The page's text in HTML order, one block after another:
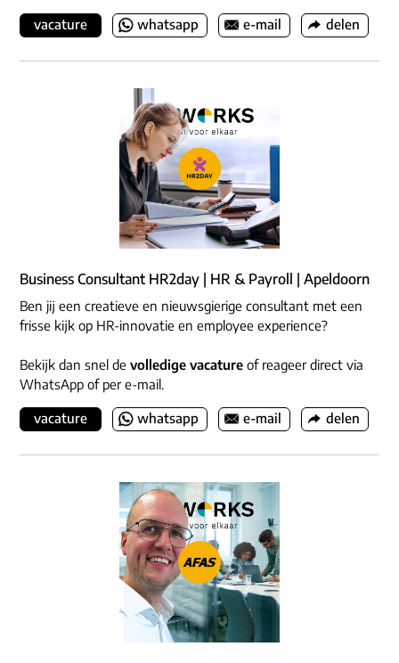
vacature whatsapp e-mail delen
Business Consultant HR2day | HR & Payroll | Apeldoorn
Ben jij een creatieve en nieuwsgierige consultant met een
frisse kijk op HR-innovatie en employee experience?
Bekijk dan snel de volledige vacature of reageer direct via
WhatsApp of per e-mail.
vacature whatsapp e-mail delen